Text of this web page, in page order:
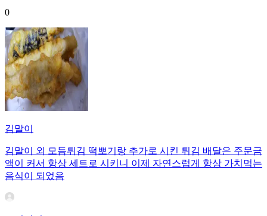
0
김말이
김말이 외 모듬튀김 떡뽀기랑 추가로 시킨 튀김 배달은 주문금
액이 커서 항상 세트로 시키니 이제 자연스럽게 항상 가치먹는
음식이 되었음